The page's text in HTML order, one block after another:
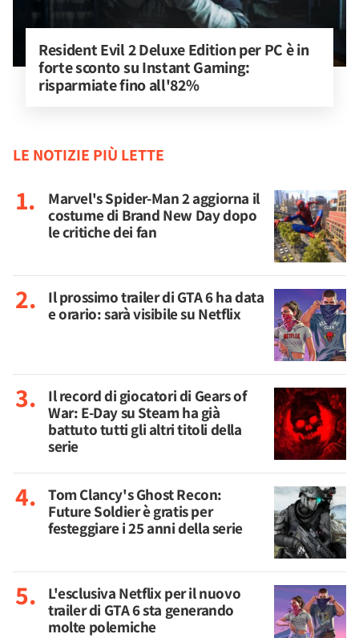
Resident Evil 2 Deluxe Edition per PC è in
forte sconto su Instant Gaming:
risparmiate fino all'82%
LE NOTIZIE PIÙ LETTE
Marvel's Spider-Man 2 aggiorna il
costume di Brand New Day dopo
le critiche dei fan
Il prossimo trailer di GTA 6 ha data
e orario: sarà visibile su Netflix
Il record di giocatori di Gears of
War: E-Day su Steam ha già
battuto tutti gli altri titoli della
serie
Tom Clancy's Ghost Recon:
Future Soldier è gratis per
festeggiare i 25 anni della serie
L'esclusiva Netflix per il nuovo
trailer di GTA 6 sta generando
molte polemiche